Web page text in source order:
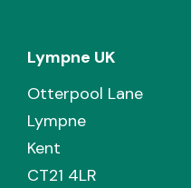
Lympne UK
Otterpool Lane
Lympne
Kent
CT21 4LR